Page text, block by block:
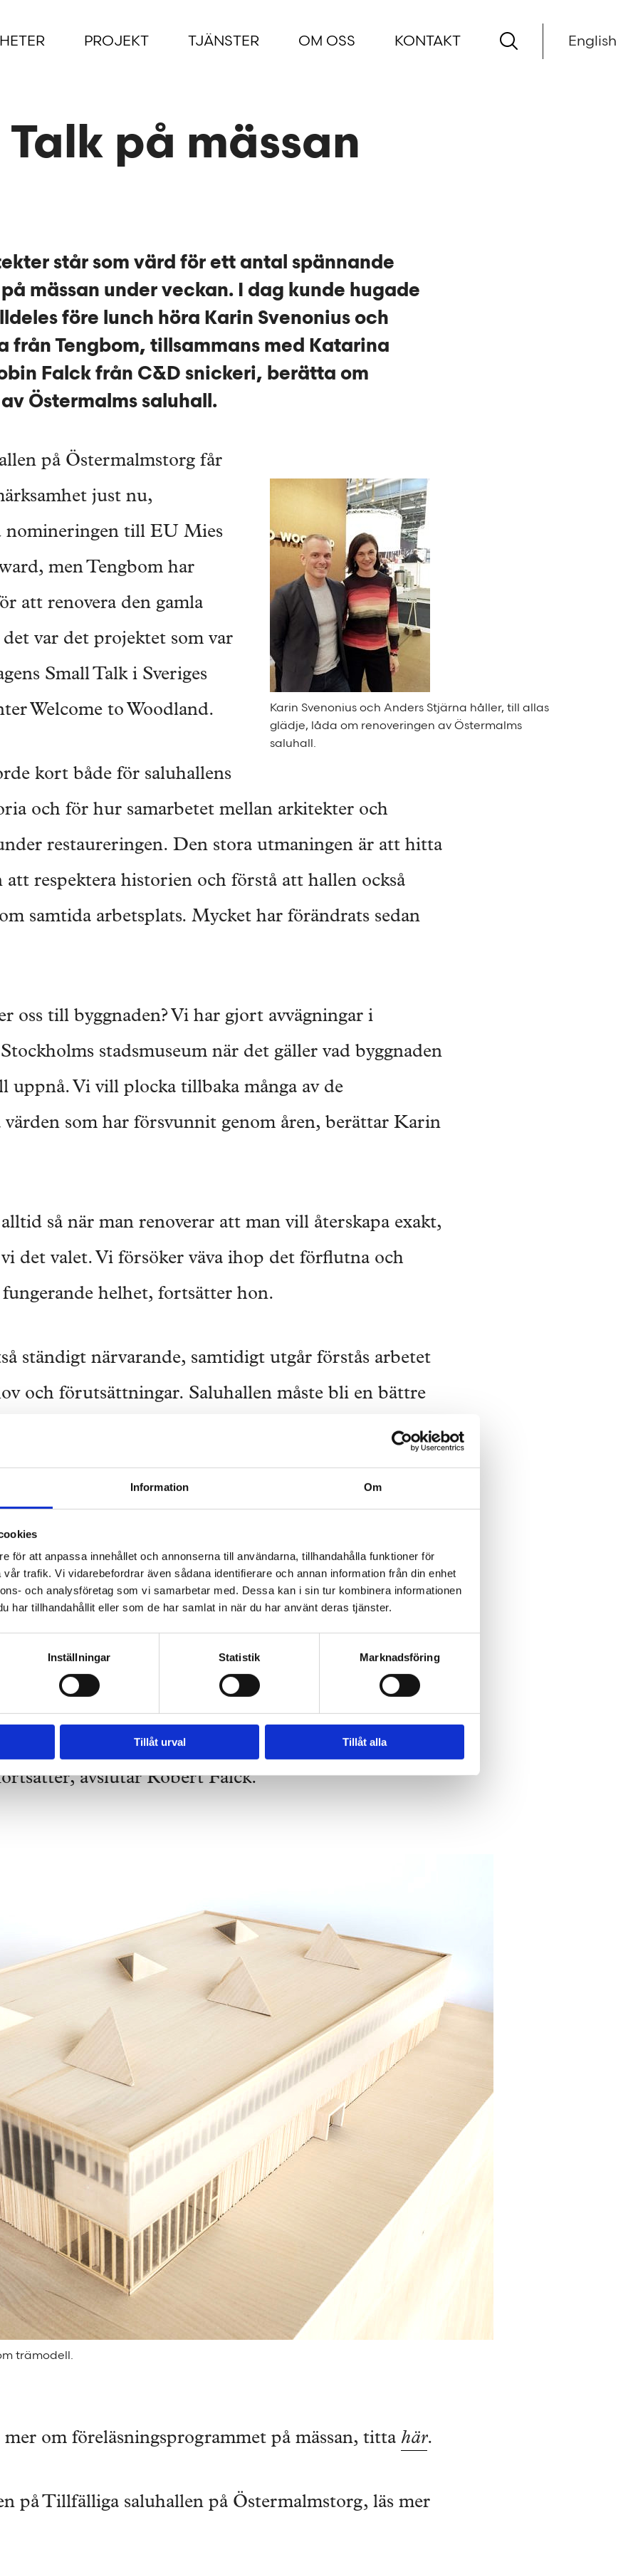
Information Om
för att anpassa innehållet och annonserna till användarna, tillhandahålla funktioner för
trafik. Vi vidarebefordrar även sådana identifierare och annan information från din enhet
och analysföretag som vi samarbetar med. Dessa kan i sin tur kombinera informationen
har tillhandahållit eller som de har samlat in när du har använt deras tjänster.
Inställningar Statistik Marknadsföring
Tillåt urval Tillåt alla
PROJEKT TJÄNSTER OM OSS KONTAKT English
på mässan
står som värd för ett antal spännande
mässan under veckan. I dag kunde hugade
före lunch höra Karin Svenonius och
från Tengbom, tillsammans med Katarina
Falck från C&D snickeri, berätta om
Östermalms saluhall.
Karin Svenonius och Anders Stjärna håller, till allas
glädje, låda om renoveringen av Östermalms
saluhall.
på Östermalmstorg får
just nu,
nomineringen till EU Mies
men Tengbom har
att renovera den gamla
var det projektet som var
Small Talk i Sveriges
Welcome to Woodland.
kort både för saluhallens
och för hur samarbetet mellan arkitekter och
restaureringen. Den stora utmaningen är att hitta
att respektera historien och förstå att hallen också
samtida arbetsplats. Mycket har förändrats sedan
oss till byggnaden? Vi har gjort avvägningar i
stadsmuseum när det gäller vad byggnaden
uppnå. Vi vill plocka tillbaka många av de
som har försvunnit genom åren, berättar Karin
så när man renoverar att man vill återskapa exakt,
det valet. Vi försöker väva ihop det förflutna och
helhet, fortsätter hon.
ständigt närvarande, samtidigt utgår förstås arbetet
och förutsättningar. Saluhallen måste bli en bättre
tekniska lösningar har självklart varit välkomna.
renoveras och återskapas, exempelvis ordstäven på
trädetaljer plockas ned, rensas, spacklas, målas och
Allt för hand.
enskilt salustånd individuellt med liftar och
detaljer, märkte upp allt, skapade ett system för att
med släp till vår fabrik i Falköping där
avslutar Robert Falck.
trämodell.
om föreläsningsprogrammet på mässan, titta här.
på Tillfälliga saluhallen på Östermalmstorg, läs mer